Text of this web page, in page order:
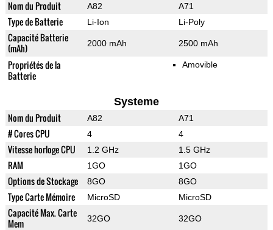
Nom du Produit A82 A71
Type de Batterie Li-Ion Li-Poly
Capacité Batterie
(mAh)
2000 mAh 2500 mAh
Propriétés de la
Batterie
Amovible
Systeme
Nom du Produit A82 A71
# Cores CPU 4 4
Vitesse horloge CPU 1.2 GHz 1.5 GHz
RAM 1GO 1GO
Options de Stockage 8GO 8GO
Type Carte Mémoire MicroSD MicroSD
Capacité Max. Carte
Mem
32GO 32GO